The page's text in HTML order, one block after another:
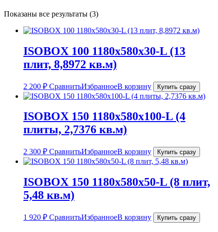
Показаны все результаты (3)
ISOBOX 100 1180х580х30-L (13
плит, 8,8972 кв.м)
2 200 ₽ СравнитьИзбранноеВ корзину Купить сразу
ISOBOX 150 1180х580х100-L (4
плиты, 2,7376 кв.м)
2 300 ₽ СравнитьИзбранноеВ корзину Купить сразу
ISOBOX 150 1180х580х50-L (8 плит,
5,48 кв.м)
1 920 ₽ СравнитьИзбранноеВ корзину Купить сразу